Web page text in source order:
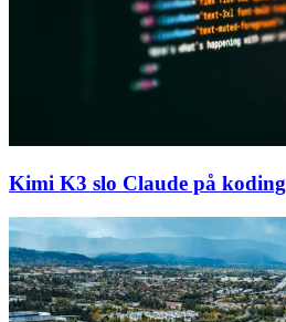
Kimi K3 slo Claude på koding